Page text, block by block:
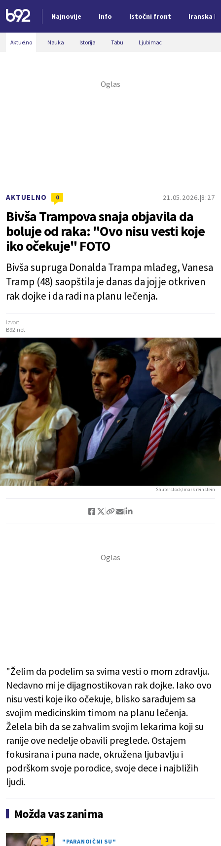
Najnovije Info Istočni front Iranska
Nova vest
Aktuelno Nauka Istorija Tabu Ljubimac
AKTUELNO 0 21.05.2026. 8:27
Bivša Trampova snaja objavila da
boluje od raka: "Ovo nisu vesti koje
iko očekuje" FOTO
Bivša supruga Donalda Trampa mlađeg, Vanesa
Tramp (48) saopštila je danas da joj je otkriven
rak dojke i da radi na planu lečenja.
Izvor:
B92.net
Shuterstock/mark reinstein
"Želim da podelim sa svima vesti o mom zdravlju.
Nedavno mi je dijagnostikovan rak dojke. Iako ovo
nisu vesti koje iko očekuje, blisko sarađujem sa
svojim medicinskim timom na planu lečenja.
Želela bih da se zahvalim svojim lekarima koji su
ranije ove nedelje obavili preglede. Ostajem
fokusirana i puna nade, okružena ljubavlju i
podrškom svoje porodice, svoje dece i najbližih
ljudi.
Možda vas zanima
3 "PARANOIČNI SU"